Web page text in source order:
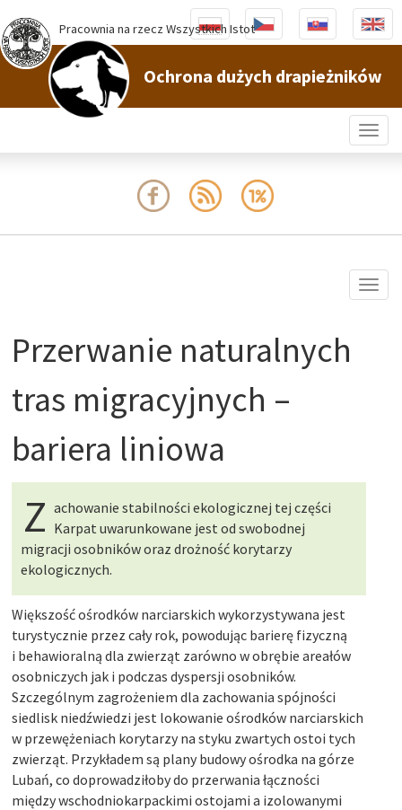
Pracownia na rzecz Wszystkich Istot
Ochrona dużych drapieżników
Przerwanie naturalnych
tras migracyjnych –
bariera liniowa
Z achowanie stabilności ekologicznej tej części
Karpat uwarunkowane jest od swobodnej
migracji osobników oraz drożność korytarzy
ekologicznych.
Większość ośrodków narciarskich wykorzystywana jest
turystycznie przez cały rok, powodując barierę fizyczną
i behawioralną dla zwierząt zarówno w obrębie areałów
osobniczych jak i podczas dyspersji osobników.
Szczególnym zagrożeniem dla zachowania spójności
siedlisk niedźwiedzi jest lokowanie ośrodków narciarskich
w przewężeniach korytarzy na styku zwartych ostoi tych
zwierząt. Przykładem są plany budowy ośrodka na górze
Lubań, co doprowadziłoby do przerwania łączności
między wschodniokarpackimi ostojami a izolowanymi